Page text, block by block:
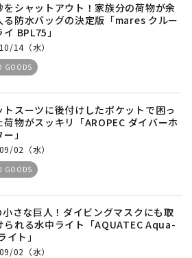
をシャットアウト！家族分の荷物が余
る防水バッグの決定版「mares クルー
BPL75」
14（水）
GOODS
トスーツに後付けしたポケットで困っ
荷物がスッキリ「AROPEC ダイバーホ
」
02（水）
GOODS
さな巨人！ダイビングマスクにも取
られる水中ライト「AQUATEC Aqua-
イト」
02（水）